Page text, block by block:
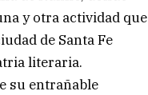
y otra actividad que
de Santa Fe
literaria.
su entrañable